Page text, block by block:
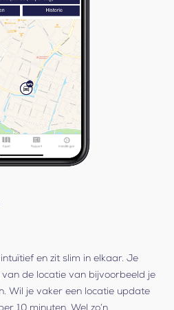
en zit slim in elkaar. Je
de locatie van bijvoorbeeld je
Wil je vaker een locatie update